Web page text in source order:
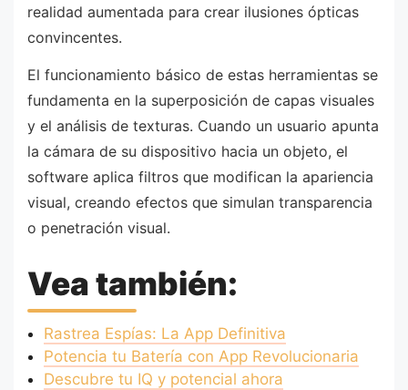
realidad aumentada para crear ilusiones ópticas
convincentes.
El funcionamiento básico de estas herramientas se
fundamenta en la superposición de capas visuales
y el análisis de texturas. Cuando un usuario apunta
la cámara de su dispositivo hacia un objeto, el
software aplica filtros que modifican la apariencia
visual, creando efectos que simulan transparencia
o penetración visual.
Vea también:
Rastrea Espías: La App Definitiva
Potencia tu Batería con App Revolucionaria
Descubre tu IQ y potencial ahora